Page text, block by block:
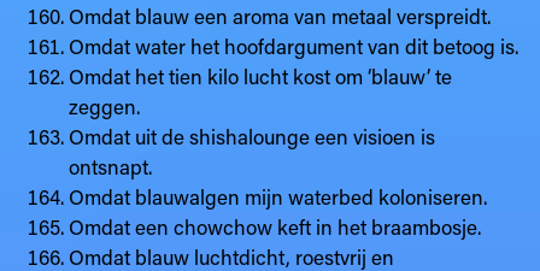
Omdat blauw een aroma van metaal verspreidt.
Omdat water het hoofdargument van dit betoog is.
Omdat het tien kilo lucht kost om ‘blauw’ te
zeggen.
Omdat uit de shishalounge een visioen is
ontsnapt.
Omdat blauwalgen mijn waterbed koloniseren.
Omdat een chowchow keft in het braambosje.
Omdat blauw luchtdicht, roestvrij en